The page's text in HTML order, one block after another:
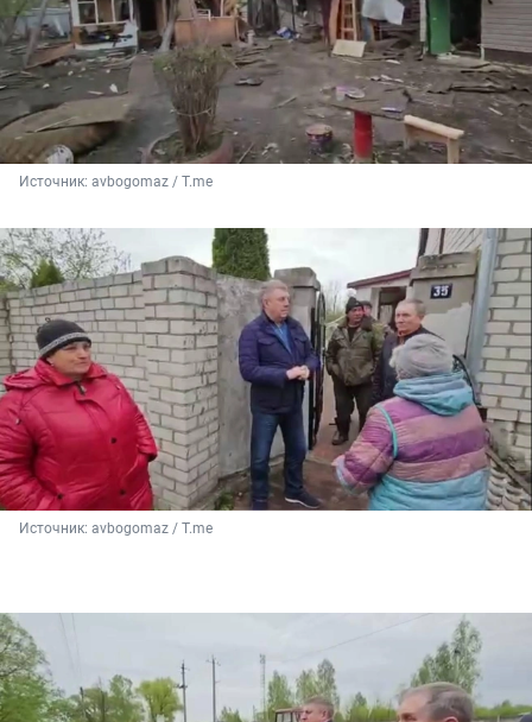
Источник: avbogomaz / T.me
Источник: avbogomaz / T.me